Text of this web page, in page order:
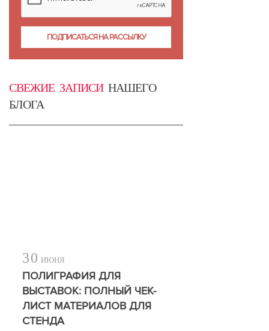
СВЕЖИЕ ЗАПИСИНАШЕГО
БЛОГА
30 ИЮНЯ
ПОЛИГРАФИЯ ДЛЯ
ВЫСТАВОК: ПОЛНЫЙ ЧЕК-
ЛИСТ МАТЕРИАЛОВ ДЛЯ
СТЕНДА